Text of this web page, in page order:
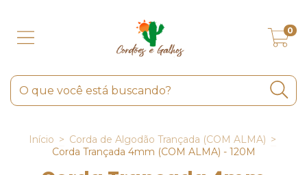
0
Início > Corda de Algodão Trançada (COM ALMA) >
Corda Trançada 4mm (COM ALMA) - 120M